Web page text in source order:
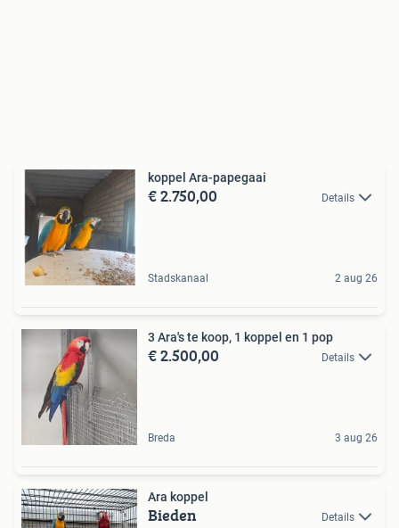
koppel Ara-papegaai
€ 2.750,00 Details
Stadskanaal 2 aug 26
3 Ara's te koop, 1 koppel en 1 pop
€ 2.500,00 Details
Breda 3 aug 26
Ara koppel
Bieden Details